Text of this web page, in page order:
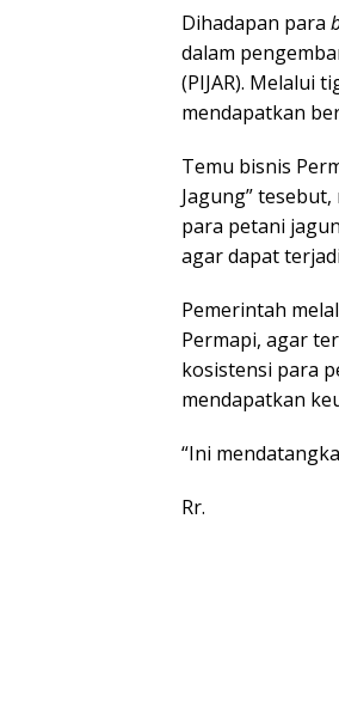
Dihadapan para
dalam
(PIJAR). Melalui
mendapatkan
Temu bisnis
Jagung”
para petani
agar dapat
Pemerintah
Permapi, agar
kosistensi para
mendapatkan
“Ini
Rr.